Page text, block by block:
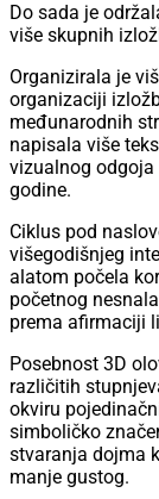
Do sada je
više skupnih
Organizirala je
organizaciji
međunarodnih
napisala više
vizualnog odgoja
godine.
Ciklus pod
višegodišnjeg
alatom počela
početnog
prema afirmaciji
Posebnost 3D
različitih
okviru
simboličko
stvaranja dojma
manje gustog.